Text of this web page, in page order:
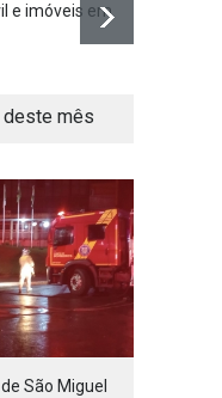
e imóveis em
mês
São Miguel